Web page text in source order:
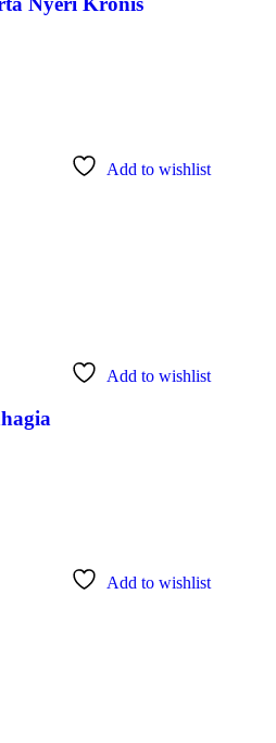
Add to wishlist
Add to wishlist
Add to wishlist